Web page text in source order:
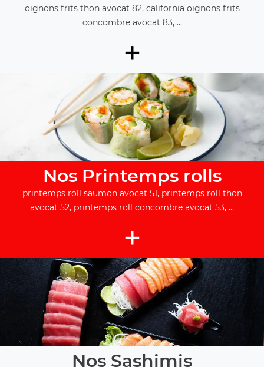
oignons frits thon avocat 82, california oignons frits
concombre avocat 83, ...
+
Nos Printemps rolls
printemps roll saumon avocat 51, printemps roll thon
avocat 52, printemps roll concombre avocat 53, ...
+
Nos Sashimis